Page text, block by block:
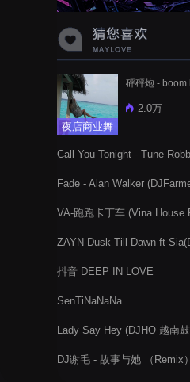
夜店商业舞
砰砰炮 -
2.0万
Call You Tonight - Tune
Fade - Alan Walker
VA-跑跑卡丁车 (Vina House
ZAYN-Dusk Till Dawn ft
抖音 DEEP IN LOVE
SenTiNaNaNa
Lady Say Hey (DJHO 越南
DJ谢毛 - 故事与她 （Remix）